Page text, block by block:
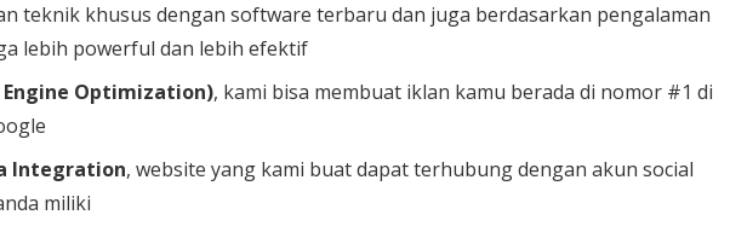
teknik khusus dengan software terbaru dan juga berdasarkan pengalaman
lebih powerful dan lebih efektif
Engine Optimization), kami bisa membuat iklan kamu berada di nomor #1 di
Integration, website yang kami buat dapat terhubung dengan akun social
miliki